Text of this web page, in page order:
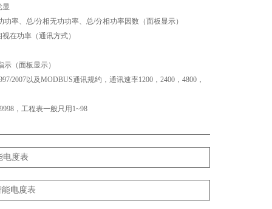
显
率、总/分相无功功率、总/分相功率因数（面板显示）
在功率（通讯方式）
（面板显示）
2007以及MODBUS通讯规约，通讯速率1200，2400，4800，
，工程表一般只用1~98
电度表
能电度表